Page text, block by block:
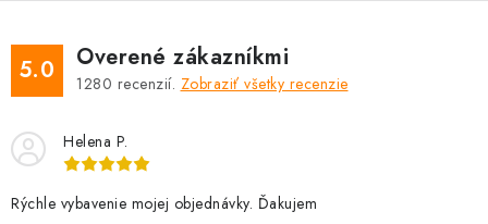
5.0 Overené zákazníkmi
1280 recenzií. Zobraziť všetky recenzie
Helena P.
Rýchle vybavenie mojej objednávky. Ďakujem